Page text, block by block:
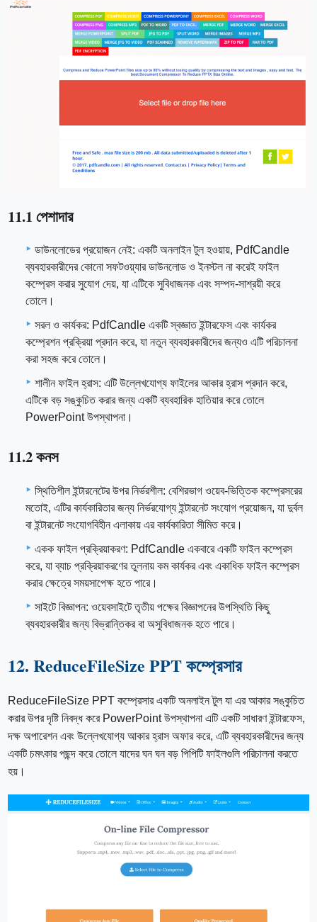
11.1 পেশাদার
ডাউনলোডের প্রয়োজন নেই: একটি অনলাইন টুল হওয়ায়, PdfCandle
ব্যবহারকারীদের কোনো সফটওয়্যার ডাউনলোড ও ইনস্টল না করেই ফাইল
কম্প্রেস করার সুযোগ দেয়, যা এটিকে সুবিধাজনক এবং সম্পদ-সাশ্রয়ী করে
তোলে।
সরল ও কার্যকর: PdfCandle একটি স্বজ্ঞাত ইন্টারফেস এবং কার্যকর
কম্প্রেশন প্রক্রিয়া প্রদান করে, যা নতুন ব্যবহারকারীদের জন্যও এটি পরিচালনা
করা সহজ করে তোলে।
শালীন ফাইল হ্রাস: এটি উল্লেখযোগ্য ফাইলের আকার হ্রাস প্রদান করে,
এটিকে বড় সঙ্কুচিত করার জন্য একটি ব্যবহারিক হাতিয়ার করে তোলে
PowerPoint উপস্থাপনা।
11.2 কনস
স্থিতিশীল ইন্টারনেটের উপর নির্ভরশীল: বেশিরভাগ ওয়েব-ভিত্তিক কম্প্রেসরের
মতোই, এটির কার্যকারিতার জন্য নির্ভরযোগ্য ইন্টারনেট সংযোগ প্রয়োজন, যা দুর্বল
বা ইন্টারনেট সংযোগবিহীন এলাকায় এর কার্যকারিতা সীমিত করে।
একক ফাইল প্রক্রিয়াকরণ: PdfCandle একবারে একটি ফাইল কম্প্রেস
করে, যা ব্যাচ প্রক্রিয়াকরণের তুলনায় কম কার্যকর এবং একাধিক ফাইল কম্প্রেস
করার ক্ষেত্রে সময়সাপেক্ষ হতে পারে।
সাইটে বিজ্ঞাপন: ওয়েবসাইটে তৃতীয় পক্ষের বিজ্ঞাপনের উপস্থিতি কিছু
ব্যবহারকারীর জন্য বিভ্রান্তিকর বা অসুবিধাজনক হতে পারে।
12. ReduceFileSize PPT কম্প্রেসার
ReduceFileSize PPT কম্প্রেসার একটি অনলাইন টুল যা এর আকার সঙ্কুচিত
করার উপর দৃষ্টি নিবদ্ধ করে PowerPoint উপস্থাপনা এটি একটি সাধারণ ইন্টারফেস,
দক্ষ অপারেশন এবং উল্লেখযোগ্য আকার হ্রাস অফার করে, এটি ব্যবহারকারীদের জন্য
একটি চমৎকার পছন্দ করে তোলে যাদের ঘন ঘন বড় পিপিটি ফাইলগুলি পরিচালনা করতে
হয়।